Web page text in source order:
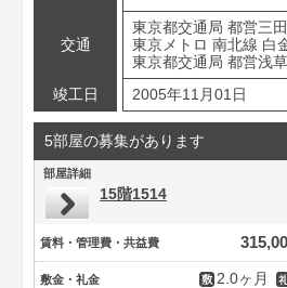
交通
東京都交通局 都営三
東京メトロ 南北線 白
東京都交通局 都営浅
竣工日
2005年11月01日
5部屋の募集があります
部屋詳細
15階1514
賃料・管理費・共益費
敷金・礼金 2.0ヶ月